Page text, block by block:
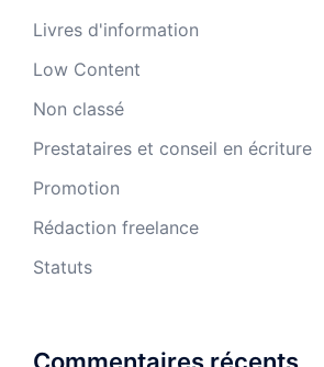
Livres d'information
Low Content
Non classé
Prestataires et conseil en écriture
Promotion
Rédaction freelance
Statuts
Commentaires récents